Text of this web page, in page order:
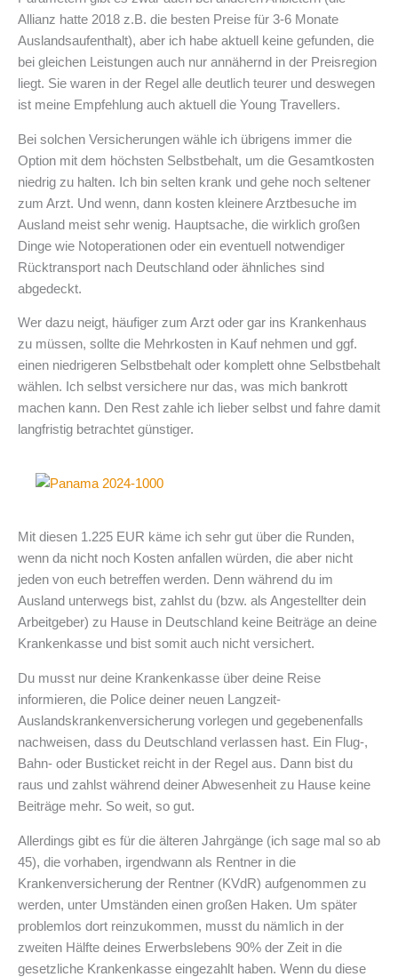
Allianz hatte 2018 z.B. die besten Preise für 3-6 Monate
Auslandsaufenthalt), aber ich habe aktuell keine gefunden, die
bei gleichen Leistungen auch nur annähernd in der Preisregion
liegt. Sie waren in der Regel alle deutlich teurer und deswegen
ist meine Empfehlung auch aktuell die Young Travellers.
Bei solchen Versicherungen wähle ich übrigens immer die
Option mit dem höchsten Selbstbehalt, um die Gesamtkosten
niedrig zu halten. Ich bin selten krank und gehe noch seltener
zum Arzt. Und wenn, dann kosten kleinere Arztbesuche im
Ausland meist sehr wenig. Hauptsache, die wirklich großen
Dinge wie Notoperationen oder ein eventuell notwendiger
Rücktransport nach Deutschland oder ähnliches sind
abgedeckt.
Wer dazu neigt, häufiger zum Arzt oder gar ins Krankenhaus
zu müssen, sollte die Mehrkosten in Kauf nehmen und ggf.
einen niedrigeren Selbstbehalt oder komplett ohne Selbstbehalt
wählen. Ich selbst versichere nur das, was mich bankrott
machen kann. Den Rest zahle ich lieber selbst und fahre damit
langfristig betrachtet günstiger.
Mit diesen 1.225 EUR käme ich sehr gut über die Runden,
wenn da nicht noch Kosten anfallen würden, die aber nicht
jeden von euch betreffen werden. Denn während du im
Ausland unterwegs bist, zahlst du (bzw. als Angestellter dein
Arbeitgeber) zu Hause in Deutschland keine Beiträge an deine
Krankenkasse und bist somit auch nicht versichert.
Du musst nur deine Krankenkasse über deine Reise
informieren, die Police deiner neuen Langzeit-
Auslandskrankenversicherung vorlegen und gegebenenfalls
nachweisen, dass du Deutschland verlassen hast. Ein Flug-,
Bahn- oder Busticket reicht in der Regel aus. Dann bist du
raus und zahlst während deiner Abwesenheit zu Hause keine
Beiträge mehr. So weit, so gut.
Allerdings gibt es für die älteren Jahrgänge (ich sage mal so ab
45), die vorhaben, irgendwann als Rentner in die
Krankenversicherung der Rentner (KVdR) aufgenommen zu
werden, unter Umständen einen großen Haken. Um später
problemlos dort reinzukommen, musst du nämlich in der
zweiten Hälfte deines Erwerbslebens 90% der Zeit in die
gesetzliche Krankenkasse eingezahlt haben. Wenn du diese